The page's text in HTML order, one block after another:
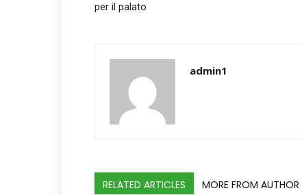
per il palato
admin1
RELATED ARTICLES MORE FROM AUTHOR